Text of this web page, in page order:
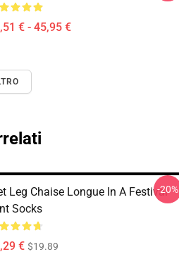
€ - 45,95 €
Leg Chaise Longue In A Festival
Socks
€ $19.89
-20%